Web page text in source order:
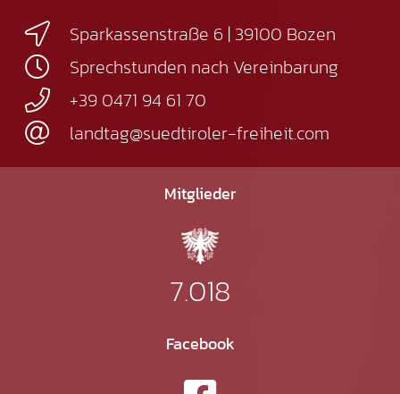
Sparkassenstraße 6 | 39100 Bozen
Sprechstunden nach Vereinbarung
+39 0471 94 61 70
landtag@suedtiroler-freiheit.com
Mitglieder
7.018
Facebook